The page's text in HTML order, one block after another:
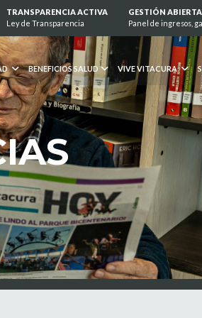
TRANSPARENCIA ACTIVA
Ley de Transparencia
GESTIÓN ABIERTA
Panel de ingresos,
BENEFICIOS SALUD VIVE VITACURA